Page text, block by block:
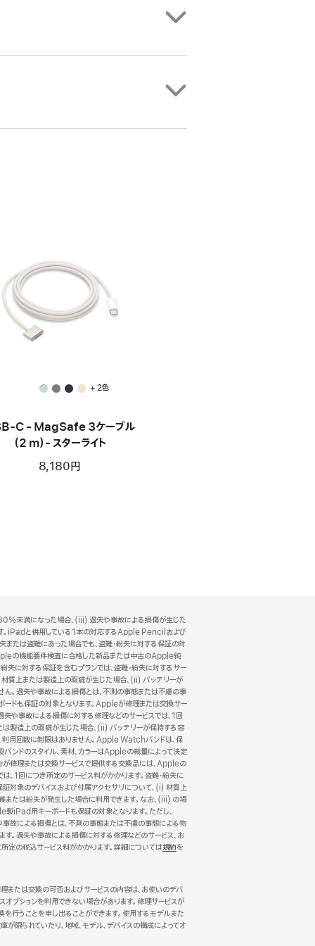
+ 2色
C - MagSafe 3ケーブル
（2 m）- スターライト
8,180円
未満になった場合、(iii) 過失や事故による損傷が生じた
。iPadと併用している1本の対応するApple Pencilおよび
は盗難にあった場合でも、盗難・紛失に対する保証の対
の機能要件検査に合格した新品または中古のApple純
失に対する保証を含むプランでは、盗難・紛失に対するサー
材質上または製造上の瑕疵が生じた場合、(ii) バッテリーが
。過失や事故による損傷とは、不測の事態または不慮の事
ドも保証の対象となります。Appleが修理または交換サー
や事故による損傷に対する修理などのサービスでは、1回
は製造上の瑕疵が生じた場合、(ii) バッテリーが保持する容
用回数に制限はありません。Apple Watchバンドは、保
ドのスタイル、素材、カラーはAppleの裁量によって決定
修理または交換サービスで提供する交換品には、Appleの
1回につき所定のサービス料がかかります。盗難・紛失に
証対象のデバイスおよび付属アクセサリについて、(i) 材質上
たは紛失が発生した場合に利用できます。なお、(iii) の場
用キーボードも保証の対象となります。ただし、
故による損傷とは、不測の事態または不慮の事態による物
過失や事故による損傷に対する修理などのサービス、お
定の税込サービス料がかかります。詳細については規約（新
ン
ド
ウ
で
を
たは交換の可否およびサービスの内容は、お使いのデバ
プションを利用できない場合があります。修理サービスが
行うことを申し出ることができます。使用するモデルまた
限られていたり、地域、モデル、デバイスの構成によってオ